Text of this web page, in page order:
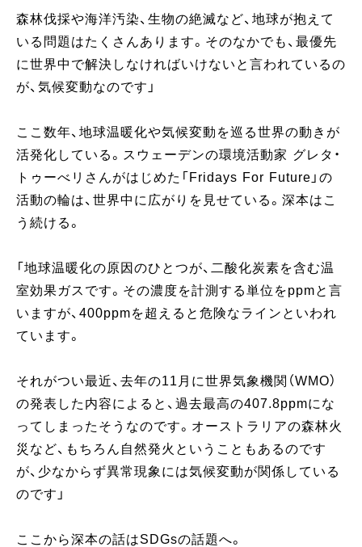
森林伐採や海洋汚染、生物の絶滅など、地球が抱えて
いる問題はたくさんあります。そのなかでも、最優先
に世界中で解決しなければいけないと言われているの
が、気候変動なのです」
ここ数年、地球温暖化や気候変動を巡る世界の動きが
活発化している。スウェーデンの環境活動家 グレタ・
トゥーべリさんがはじめた「Fridays For Future」の
活動の輪は、世界中に広がりを見せている。深本はこ
う続ける。
「地球温暖化の原因のひとつが、二酸化炭素を含む温
室効果ガスです。その濃度を計測する単位をppmと言
いますが、400ppmを超えると危険なラインといわれ
ています。
それがつい最近、去年の11月に世界気象機関（WMO）
の発表した内容によると、過去最高の407.8ppmにな
ってしまったそうなのです。オーストラリアの森林火
災など、もちろん自然発火ということもあるのです
が、少なからず異常現象には気候変動が関係している
のです」
ここから深本の話はSDGsの話題へ。